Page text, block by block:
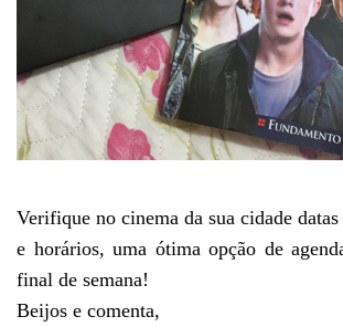
Verifique no cinema da sua cidade datas
e horários, uma ótima opção de
final de semana!
Beijos e comenta,